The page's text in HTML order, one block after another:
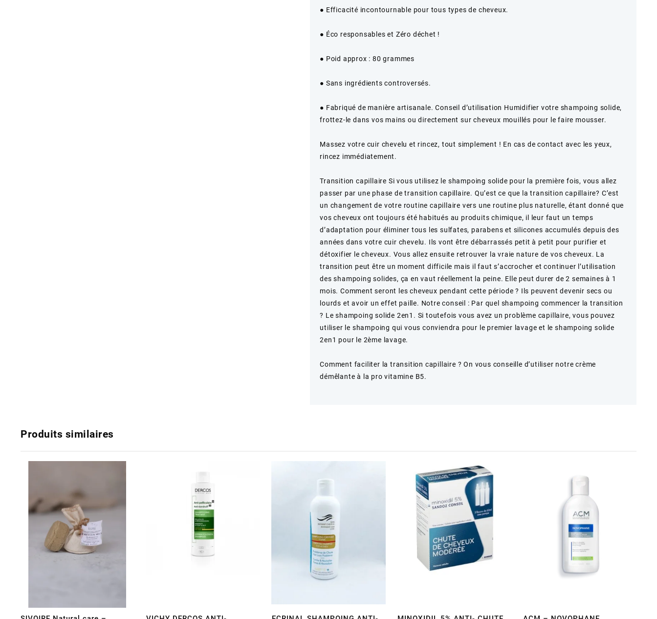
● Efficacité incontournable pour tous types de cheveux.
● Éco responsables et Zéro déchet !
● Poid approx : 80 grammes
● Sans ingrédients controversés.
● Fabriqué de manière artisanale. Conseil d’utilisation Humidifier votre shampoing solide,
frottez-le dans vos mains ou directement sur cheveux mouillés pour le faire mousser.
Massez votre cuir chevelu et rincez, tout simplement ! En cas de contact avec les yeux,
rincez immédiatement.
Transition capillaire Si vous utilisez le shampoing solide pour la première fois, vous allez
passer par une phase de transition capillaire. Qu’est ce que la transition capillaire? C’est
un changement de votre routine capillaire vers une routine plus naturelle, étant donné que
vos cheveux ont toujours été habitués au produits chimique, il leur faut un temps
d’adaptation pour éliminer tous les sulfates, parabens et silicones accumulés depuis des
années dans votre cuir chevelu. Ils vont être débarrassés petit à petit pour purifier et
détoxifier le cheveux. Vous allez ensuite retrouver la vraie nature de vos cheveux. La
transition peut être un moment difficile mais il faut s’accrocher et continuer l’utilisation
des shampoing solides, ça en vaut réellement la peine. Elle peut durer de 2 semaines à 1
mois. Comment seront les cheveux pendant cette période ? Ils peuvent devenir secs ou
lourds et avoir un effet paille. Notre conseil : Par quel shampoing commencer la transition
? Le shampoing solide 2en1. Si toutefois vous avez un problème capillaire, vous pouvez
utiliser le shampoing qui vous conviendra pour le premier lavage et le shampoing solide
2en1 pour le 2ème lavage.
Comment faciliter la transition capillaire ? On vous conseille d’utiliser notre crème
démêlante à la pro vitamine B5.
Produits similaires